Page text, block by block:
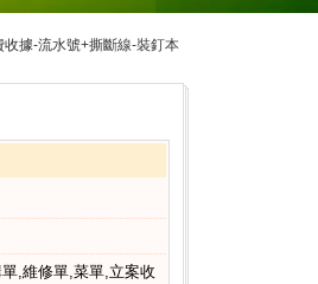
據-流水號+撕斷線-裝釘本
,維修單,菜單,立案收